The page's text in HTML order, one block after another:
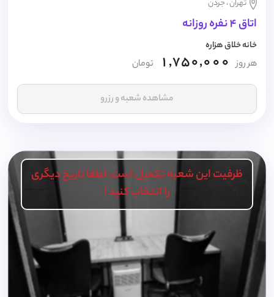
تهران ، جردن
اتاق 4 نفره روزانه
خانه خلاق هزاره
هر روز 1,750,000 تومان
مشاهده شعبه و رزرو
ظرفیت این شعبه تکمیل است، لطفا تاریخ دیگری
را انتخاب کنید !